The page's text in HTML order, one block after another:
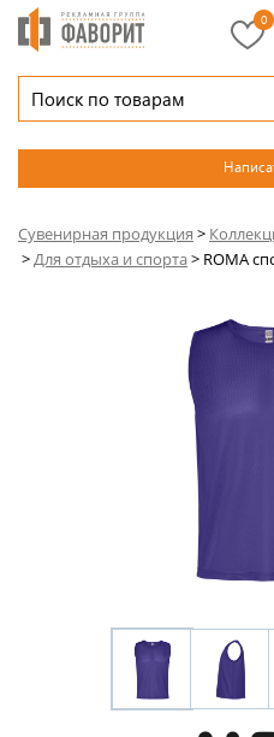
0
Сувенирная продукция >
>Для отдыха и спорта> ROMA